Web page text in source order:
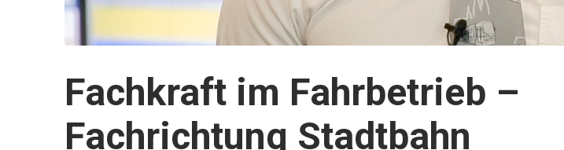
Fachkraft im Fahrbetrieb –
Fachrichtung Stadtbahn